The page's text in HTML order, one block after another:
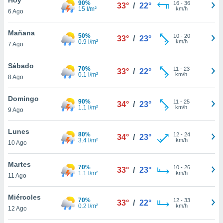
en
más
nuestra
de
cookies
aceptar
6 Ago
90%
15 l/m²
33° / 22° 16- 36
km/h
Mañana
7 Ago
50%
0.9 l/m²
33° / 23° 10- 20
km/h
Sábado
8 Ago
70%
0.1 l/m²
33° / 22° 11 - 23
km/h
Domingo
9 Ago
90%
1.1 l/m²
34° / 23° 11 - 25
km/h
Lunes
10 Ago
80%
3.4 l/m²
34° / 23° 12- 24
km/h
Martes
11 Ago
70%
1.1 l/m²
33° / 23° 10- 26
km/h
Miércoles
12 Ago
70%
0.2 l/m²
33° / 22° 12- 33
km/h